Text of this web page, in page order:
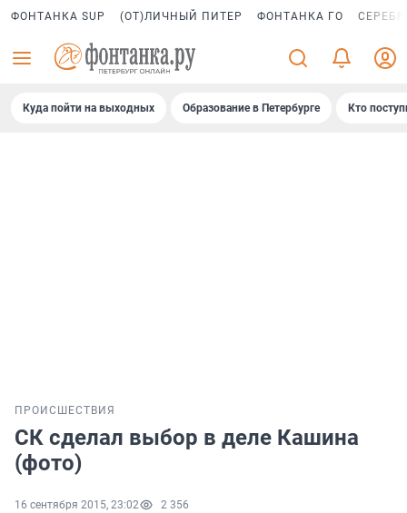
ФОНТАНКА SUP (ОТ)ЛИЧНЫЙ ПИТЕР ФОНТАНКА ГО
Куда пойти на выходных Образование в Петербурге Кто
ПРОИСШЕСТВИЯ
СК сделал выбор в деле Кашина
(фото)
16 сентября 2015, 23:02 2 356